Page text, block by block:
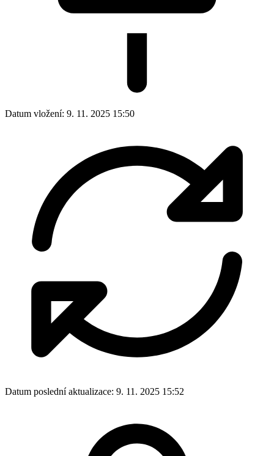
Datum vložení: 9. 11. 2025 15:50
Datum poslední aktualizace: 9. 11. 2025 15:52